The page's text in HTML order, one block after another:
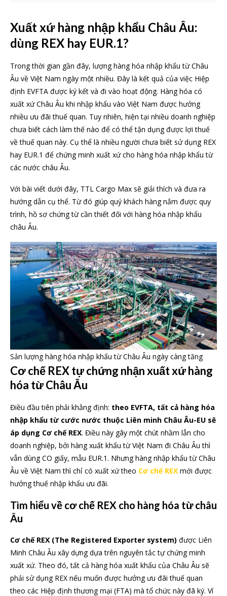
Xuất xứ hàng nhập khẩu Châu Âu:
dùng REX hay EUR.1?
Trong thời gian gần đây, lượng hàng hóa nhập khẩu từ Châu
Âu về Việt Nam ngày một nhiều. Đây là kết quả của việc Hiệp
định EVFTA được ký kết và đi vào hoạt động. Hàng hóa có
xuất xứ Châu Âu khi nhập khẩu vào Việt Nam được hưởng
nhiều ưu đãi thuế quan. Tuy nhiên, hiện tại nhiều doanh nghiệp
chưa biết cách làm thế nào để có thể tận dụng được lợi thuế
về thuế quan này. Cụ thể là nhiều người chưa biết sử dụng REX
hay EUR.1 để chứng minh xuất xứ cho hàng hóa nhập khẩu từ
các nước châu Âu.
Với bài viết dưới đây, TTL Cargo Max sẽ giải thích và đưa ra
hướng dẫn cụ thể. Từ đó giúp quý khách hàng nắm được quy
trình, hồ sơ chứng từ cần thiết đối với hàng hóa nhập khẩu
châu Âu.
Sản lượng hàng hóa nhập khẩu từ Châu Âu ngày càng tăng
Cơ chế REX tự chứng nhận xuất xứ hàng
hóa từ Châu Âu
Điều đầu tiên phải khẳng định: theo EVFTA, tất cả hàng hóa
nhập khẩu từ cước nước thuộc Liên minh Châu Âu-EU sẽ
áp dụng Cơ chế REX. Điều này gây một chút nhầm lẫn cho
doanh nghiệp, bởi hàng xuất khẩu từ Việt Nam đi Châu Âu thì
vẫn dùng CO giấy, mẫu EUR.1. Nhưng hàng nhập khẩu từ Châu
Âu về Việt Nam thì chỉ có xuất xứ theo Cơ chế REX mới được
hưởng thuế nhập khẩu ưu đãi.
Tìm hiểu về cơ chế REX cho hàng hóa từ châu
Âu
Cơ chế REX (The Registered Exporter system) được Liên
Minh Châu Âu xây dựng dựa trên nguyên tắc tự chứng minh
xuất xứ. Theo đó, tất cả hàng hóa xuất khẩu của Châu Âu sẽ
phải sử dụng REX nếu muốn được hưởng ưu đãi thuế quan
theo các Hiệp định thương mại (FTA) mà tổ chức này đã ký. Ví